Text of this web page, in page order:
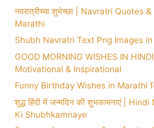
नवरात्रीच्या शुभेच्छा | Navratri Quotes
Marathi
Shubh Navratri Text Png Images
GOOD MORNING WISHES IN
Motivational & Inspirational
Funny Birthday Wishes in Marathi
शुद्ध हिंदी में जन्मदिन की शुभकामनाएं |
Ki Shubhkamnaye